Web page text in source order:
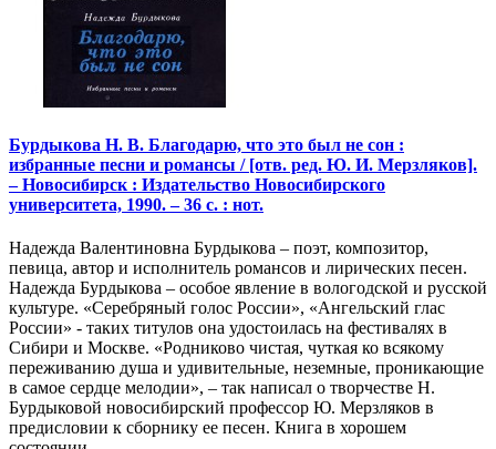
Бурдыкова Н. В. Благодарю, что это был не сон :
избранные песни и романсы / [отв. ред. Ю. И. Мерзляков].
– Новосибирск : Издательство Новосибирского
университета, 1990. – 36 с. : нот.
Надежда Валентиновна Бурдыкова – поэт, композитор,
певица, автор и исполнитель романсов и лирических песен.
Надежда Бурдыкова – особое явление в вологодской и русской
культуре. «Серебряный голос России», «Ангельский глас
России» - таких титулов она удостоилась на фестивалях в
Сибири и Москве. «Родниково чистая, чуткая ко всякому
переживанию душа и удивительные, неземные, проникающие
в самое сердце мелодии», – так написал о творчестве Н.
Бурдыковой новосибирский профессор Ю. Мерзляков в
предисловии к сборнику ее песен. Книга в хорошем